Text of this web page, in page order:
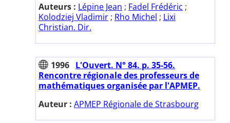
Auteurs : Lépine Jean ; Fadel Frédéric ;
Kolodziej Vladimir ; Rho Michel ; Lixi
Christian. Dir.
1996 L'Ouvert. N° 84. p. 35-56.
Rencontre régionale des professeurs de
mathématiques organisée par l'APMEP.
Auteur : APMEP Régionale de Strasbourg